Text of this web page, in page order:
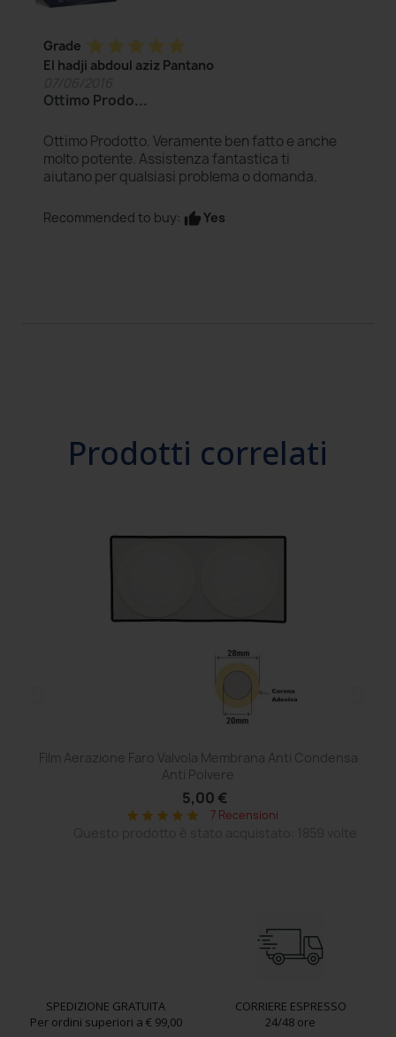
Grade star star star star star
El hadji abdoul aziz Pantano
Ottimo Prodo...
Ottimo Prodotto. Veramente ben fatto e anche
molto potente. Assistenza fantastica ti
aiutano per qualsiasi problema o domanda.
Recommended to buy: thumb_upYes
Prodotti correlati
Film Aerazione Faro Valvola Membrana Anti Condensa
Anti Polvere
5,00 €
star star star star star 7 Recensioni
SPEDIZIONE GRATUITA
Per ordini superiori a € 99,00
CORRIERE ESPRESSO
24/48 ore